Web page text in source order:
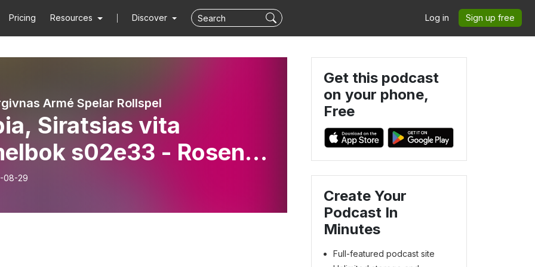
Pricing Resources Discover Log in Sign up free
Armé Spelar Rollspel
Siratsias vita
s02e33 - Rosen
08-29
Get this podcast
on your phone,
Free
Create Your
Podcast In
Minutes
Full-featured podcast site